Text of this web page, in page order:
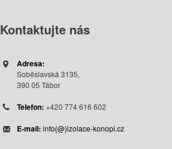
Kontaktujtenás
Adresa:
Soběslavská 3135,
390 05 Tábor
Telefon: +420 774 616 602
E-mail: info(@)izolace-konopi.cz